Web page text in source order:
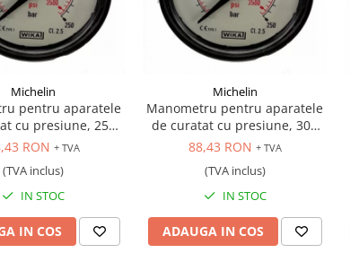
Michelin
pentru aparatele
cu presiune, 250
bar
RON + TVA
(TVA inclus)
IN STOC
IN COS
Michelin
Manometru pentru aparatele
de curatat cu presiune, 300
bar
88,43 RON + TVA
(TVA inclus)
IN STOC
ADAUGA IN COS